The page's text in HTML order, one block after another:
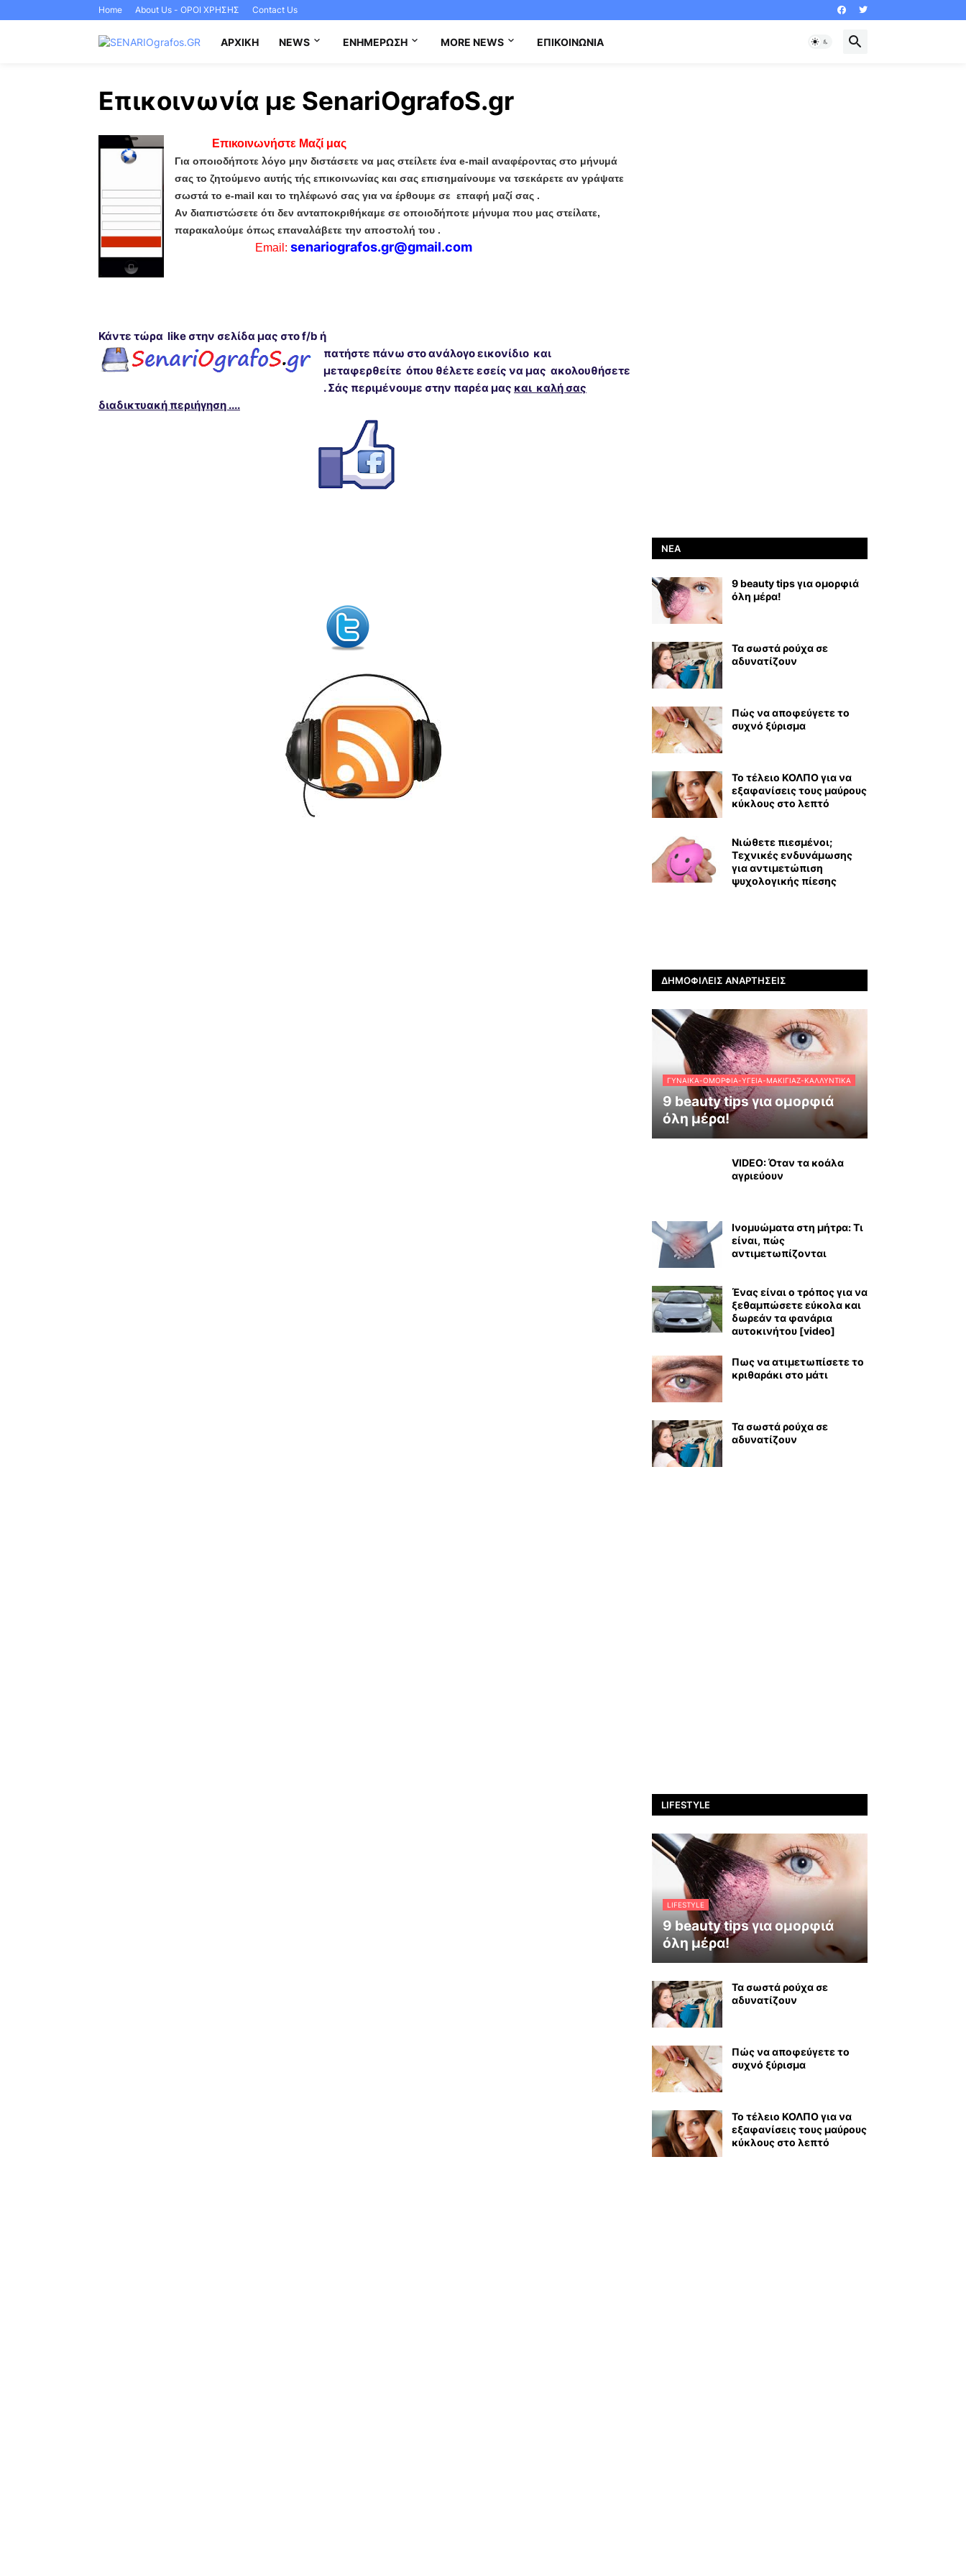
Home About Us - ΟΡΟΙ ΧΡΗΣΗΣ Contact Us
ΑΡΧΙΚΉ NEWS ΕΝΗΜΈΡΩΣΗ MORE NEWS ΕΠΙΚΟΙΝΩΝΊΑ
Επικοινωνία με SenariOgrafoS.gr
Επικοινωνήστε Μαζί μας
Για οποιοδήποτε λόγο μην διστάσετε να μας στείλετε ένα e-mail αναφέροντας στο μήνυμά
σας το ζητούμενο αυτής τής επικοινωνίας και σας επισημαίνουμε να τσεκάρετε αν γράψατε
σωστά το e-mail και το τηλέφωνό σας για να έρθουμε σε επαφή μαζί σας .
Aν διαπιστώσετε ότι δεν ανταποκριθήκαμε σε οποιοδήποτε μήνυμα που μας στείλατε,
παρακαλούμε όπως επαναλάβετε την αποστολή του .
Email: senariografos.gr@gmail.com
Κάντε τώρα like στην σελίδα μας στο f/b ή
πατήστε πάνω στο ανάλογο εικονίδιο και
μεταφερθείτε όπου θέλετε εσείς να μας ακολουθήσετε
. Σάς περιμένουμε στην παρέα μας και καλή σας
διαδικτυακή περιήγηση ....
ΝΈΑ
9 beauty tips για ομορφιά
όλη μέρα!
Τα σωστά ρούχα σε
αδυνατίζουν
Πώς να αποφεύγετε το
συχνό ξύρισμα
Το τέλειο ΚΟΛΠΟ για να
εξαφανίσεις τους μαύρους
κύκλους στο λεπτό
Νιώθετε πιεσμένοι;
Τεχνικές ενδυνάμωσης
για αντιμετώπιση
ψυχολογικής πίεσης
ΔΗΜΟΦΙΛΕΊΣ ΑΝΑΡΤΉΣΕΙΣ
ΓΥΝΑΊΚΑ-ΟΜΟΡΦΙΆ-ΥΓΕΊΑ-ΜΑΚΙΓΙΆΖ-ΚΑΛΛΥΝΤΙΚΆ
9 beauty tips για ομορφιά
όλη μέρα!
VIDEO: Όταν τα κοάλα
αγριεύουν
Ινομυώματα στη μήτρα: Τι
είναι, πώς
αντιμετωπίζονται
Ένας είναι ο τρόπος για να
ξεθαμπώσετε εύκολα και
δωρεάν τα φανάρια
αυτοκινήτου [video]
Πως να ατιμετωπίσετε το
κριθαράκι στο μάτι
Τα σωστά ρούχα σε
αδυνατίζουν
LIFESTYLE
LIFESTYLE
9 beauty tips για ομορφιά
όλη μέρα!
Τα σωστά ρούχα σε
αδυνατίζουν
Πώς να αποφεύγετε το
συχνό ξύρισμα
Το τέλειο ΚΟΛΠΟ για να
εξαφανίσεις τους μαύρους
κύκλους στο λεπτό